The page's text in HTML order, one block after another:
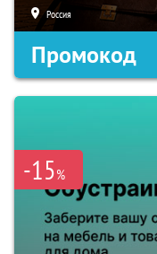
Россия
Промокод
-15%